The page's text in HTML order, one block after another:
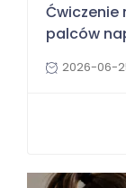
Ćwiczenie
palców
2026-06-